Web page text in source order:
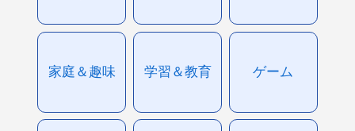
家庭＆趣味 学習＆教育 ゲーム